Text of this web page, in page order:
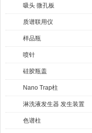
吸头 微孔板
质谱联用仪
样品瓶
喷针
硅胶瓶盖
Nano Trap柱
淋洗液发生器 发生装置
色谱柱